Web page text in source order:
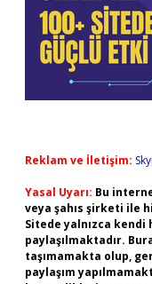
Reklam ve İletişim:
Yasal Uyarı: Bu
veya şahıs şirketi ile
Sitede yalnızca kendi
paylaşılmaktadır.
taşımamakta olup,
paylaşım